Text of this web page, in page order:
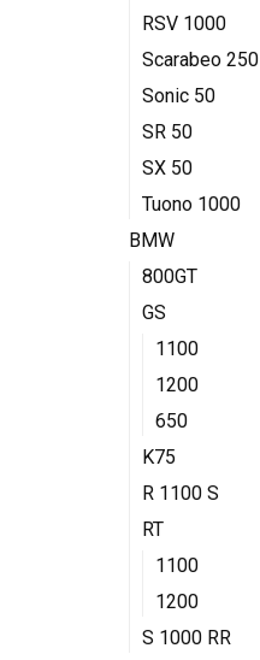
RSV 1000
Scarabeo 250
Sonic 50
SR 50
SX 50
Tuono 1000
BMW
800GT
GS
1100
1200
650
K75
R 1100 S
RT
1100
1200
S 1000 RR